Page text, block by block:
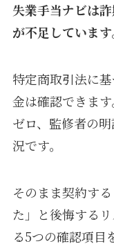
失業手当ナビは
が不足しています
特定商取引法に
金は確認できま
ゼロ、監修者の
況です。
そのまま契約す
た」と後悔する
る5つの確認項目